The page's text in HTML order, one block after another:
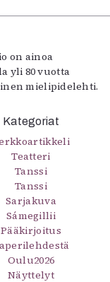
on ainoa
yli 80 vuotta
mielipidelehti.
Kategoriat
Teatteri
Tanssi
Tanssi
Sarjakuva
Sámegillii
Pääkirjoitus
Oulu2026
Näyttelyt